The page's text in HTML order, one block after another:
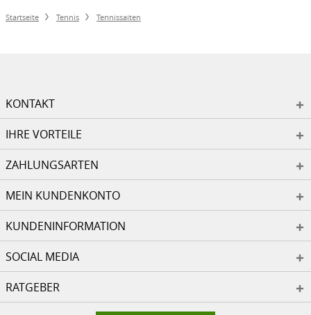
Startseite Tennis Tennissaiten
KONTAKT
IHRE VORTEILE
ZAHLUNGSARTEN
MEIN KUNDENKONTO
KUNDENINFORMATION
SOCIAL MEDIA
RATGEBER